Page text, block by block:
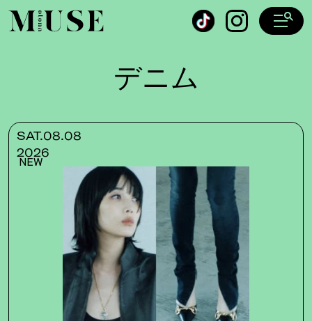
オトナミューズ ウェブ
デニム
NEW
SAT.08.08
2026